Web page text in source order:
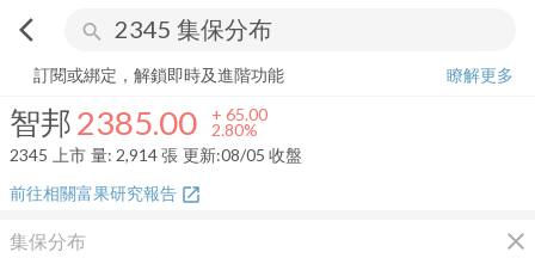
arrow_back_ios search
智邦 2385.00 +2.80%
訂閱或綁定，解鎖即時及進階功能
瞭解更多
智邦2385.00 + 65.00
2.80%
2345
上市 量: 2,914張 更新:08/05 收盤
前往相關富果研究報告 open_in_new
集保分布 close